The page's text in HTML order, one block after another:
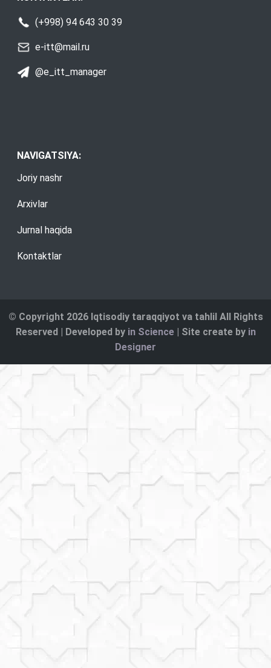
(+998) 94 643 30 39
e-itt@mail.ru
@e_itt_manager
NAVIGATSIYA:
Joriy nashr
Arxivlar
Jurnal haqida
Kontaktlar
© Copyright 2026 Iqtisodiy taraqqiyot va tahlil All Rights
Reserved | Developed by in Science| Site create by in
Designer